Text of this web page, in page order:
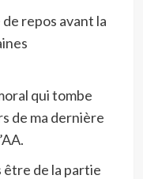
repos avant la
qui tombe
de ma dernière
être de la partie